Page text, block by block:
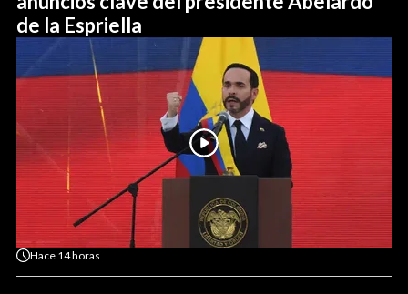
de la Espriella
Hace 14 horas